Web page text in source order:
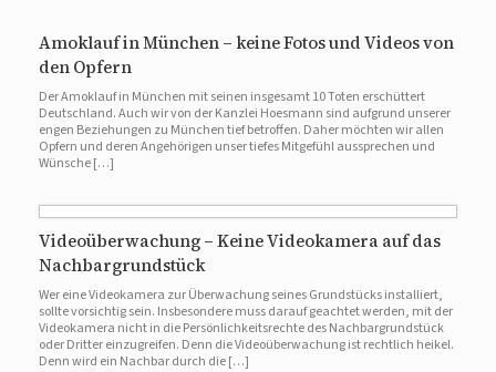
Amoklauf in München – keine Fotos und Videos von
den Opfern
Der Amoklauf in München mit seinen insgesamt 10 Toten erschüttert
Deutschland. Auch wir von der Kanzlei Hoesmann sind aufgrund unserer
engen Beziehungen zu München tief betroffen. Daher möchten wir allen
Opfern und deren Angehörigen unser tiefes Mitgefühl aussprechen und
Wünsche […]
Videoüberwachung – Keine Videokamera auf das
Nachbargrundstück
Wer eine Videokamera zur Überwachung seines Grundstücks installiert,
sollte vorsichtig sein. Insbesondere muss darauf geachtet werden, mit der
Videokamera nicht in die Persönlichkeitsrechte des Nachbargrundstück
oder Dritter einzugreifen. Denn die Videoüberwachung ist rechtlich heikel.
Denn wird ein Nachbar durch die […]